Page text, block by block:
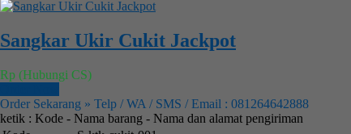
Sangkar Ukir Cukit Jackpot
Rp (Hubungi CS)
Order Sekarang » Telp / WA / SMS / Email : 081264642888
ketik : Kode - Nama barang - Nama dan alamat pengiriman